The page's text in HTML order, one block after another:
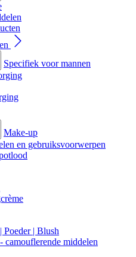
Specifiek voor mannen
Make-up
en gebruiksvoorwerpen
Poeder | Blush
camouflerende middelen